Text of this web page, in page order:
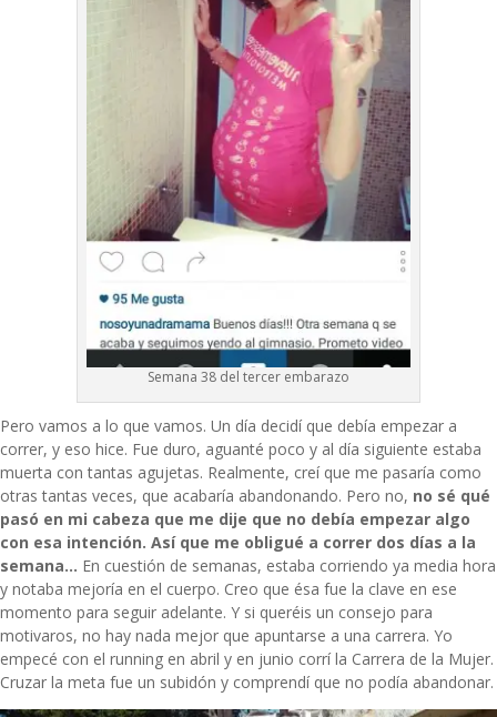
Semana 38 del tercer embarazo
Pero vamos a lo que vamos. Un día decidí que debía empezar a
correr, y eso hice. Fue duro, aguanté poco y al día siguiente estaba
muerta con tantas agujetas. Realmente, creí que me pasaría como
otras tantas veces, que acabaría abandonando. Pero no, no sé qué
pasó en mi cabeza que me dije que no debía empezar algo
con esa intención. Así que me obligué a correr dos días a la
semana… En cuestión de semanas, estaba corriendo ya media hora
y notaba mejoría en el cuerpo. Creo que ésa fue la clave en ese
momento para seguir adelante. Y si queréis un consejo para
motivaros, no hay nada mejor que apuntarse a una carrera. Yo
empecé con el running en abril y en junio corrí la Carrera de la Mujer.
Cruzar la meta fue un subidón y comprendí que no podía abandonar.